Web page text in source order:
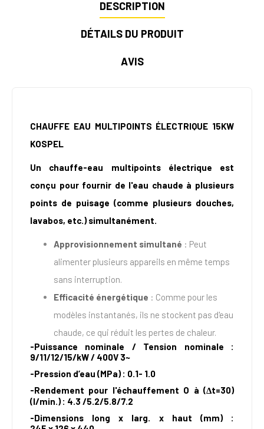
DESCRIPTION
DÉTAILS DU PRODUIT
AVIS
CHAUFFE EAU MULTIPOINTS ÉLECTRIQUE 15KW
KOSPEL
Un chauffe-eau multipoints électrique est
conçu pour fournir de l'eau chaude à plusieurs
points de puisage (comme plusieurs douches,
lavabos, etc.) simultanément.
Approvisionnement simultané : Peut
alimenter plusieurs appareils en même temps
sans interruption.
Efficacité énergétique : Comme pour les
modèles instantanés, ils ne stockent pas d'eau
chaude, ce qui réduit les pertes de chaleur.
-Puissance nominale / Tension nominale :
9/11/12/15/kW / 400V 3~
-Pression d’eau (MPa) : 0.1- 1.0
-Rendement pour l'échauffement O à (Δt=30)
(l/min.) : 4.3 /5.2/5.8/7.2
-Dimensions longx larg. x haut (mm) :